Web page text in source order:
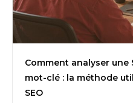
Comment analyser une
mot-clé : la méthode
SEO